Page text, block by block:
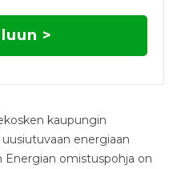
>
kaupungin
energiaan
Energian omistuspohja on